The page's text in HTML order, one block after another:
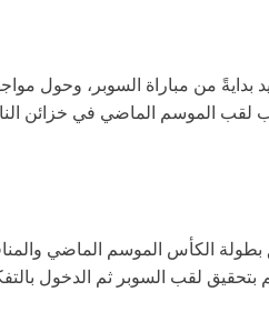
من مباراة السوبر، وحول
لقب الموسم الماضي في خزائن
الكأس الموسم الماضي
بتحقيق لقب السوبر ثم الدخول